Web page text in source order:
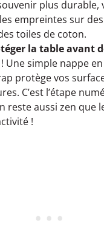
plus durable,
empreintes sur
toiles de coton.
la table avant
Une simple nappe
protège vos
C’est l’étape
reste aussi zen que
!